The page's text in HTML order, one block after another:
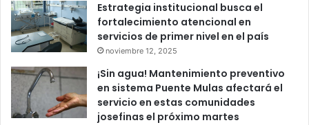
Estrategia institucional busca el
fortalecimiento atencional en
servicios de primer nivel en el país
noviembre 12, 2025
¡Sin agua! Mantenimiento preventivo
en sistema Puente Mulas afectará el
servicio en estas comunidades
josefinas el próximo martes